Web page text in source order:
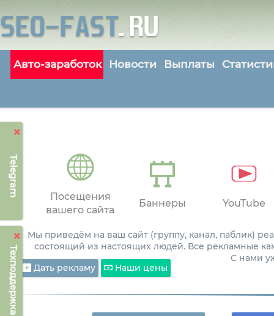
Telegram
Техподдержка
Авто-заработок Новости Выплаты
Посещения
вашего сайта
Баннеры YouTube
Мы приведём на ваш сайт (группу, канал, паблик)
состоящий из настоящих людей. Все рекламные
С нами
Дать рекламу
Наши цены